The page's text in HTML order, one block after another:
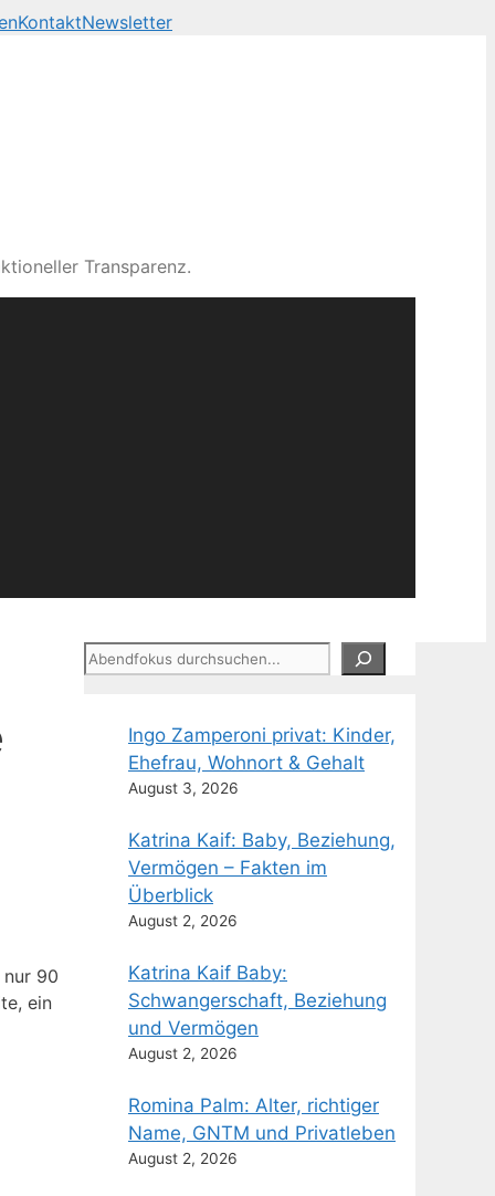
KontaktNewsletter
Transparenz.
nur 90
ein
Suchen
Ingo Zamperoni privat: Kinder,
Ehefrau, Wohnort & Gehalt
August 3, 2026
Katrina Kaif: Baby, Beziehung,
Vermögen – Fakten im
Überblick
August 2, 2026
Katrina Kaif Baby:
Schwangerschaft, Beziehung
und Vermögen
August 2, 2026
Romina Palm: Alter, richtiger
Name, GNTM und Privatleben
August 2, 2026